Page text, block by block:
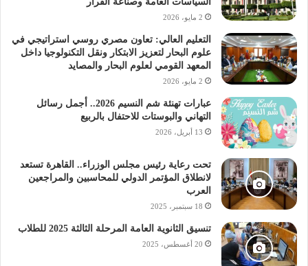
تنسيق كليات الطب
تنسيق كليات الطب بجامعة الأزهر 2024
جامعة الأزهر جامعة الأزهر 2024
راديوالجامعة
2 مايو، 2026
التعليم العالي: تعاون مصري روسي استراتيجي في
علوم البحار لتعزيز الابتكار ونقل التكنولوجيا داخل
المعهد القومي لعلوم البحار والمصايد
2 مايو، 2026
عبارات تهنئة شم النسيم 2026.. أجمل رسائل
التهاني والبوستات للاحتفال بالربيع
13 أبريل، 2026
تحت رعاية رئيس مجلس الوزراء.. القاهرة تستعد
لانطلاق المؤتمر الدولي للمحاسبين والمراجعين
العرب
18 سبتمبر، 2025
تنسيق الثانوية العامة المرحلة الثالثة 2025 للطلاب
20 أغسطس، 2025